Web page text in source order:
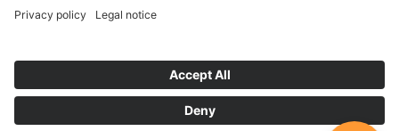
T: +49 2932 4344922E:info@inwebco.com
© 2026 inwebco GmbH